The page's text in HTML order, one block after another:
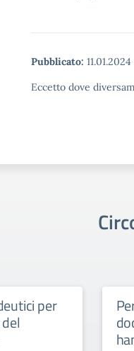
Pubblicato: 11.01.2024
Eccetto dove
per